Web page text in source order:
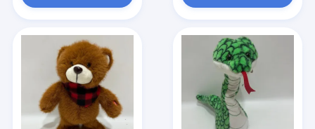
Şarkı Söyleyen Dans Eden Doldurulmuş Hayvanlar
Çevre Dostu Doldurulmuş Hayvanlar
Hatıra Oyuncak